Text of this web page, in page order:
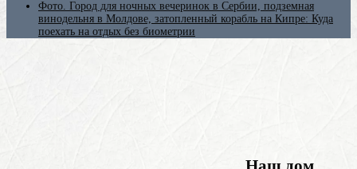
Фото. Город для ночных вечеринок в Сербии, подземная
винодельня в Молдове, затопленный корабль на Кипре: Куда
поехать на отдых без биометрии